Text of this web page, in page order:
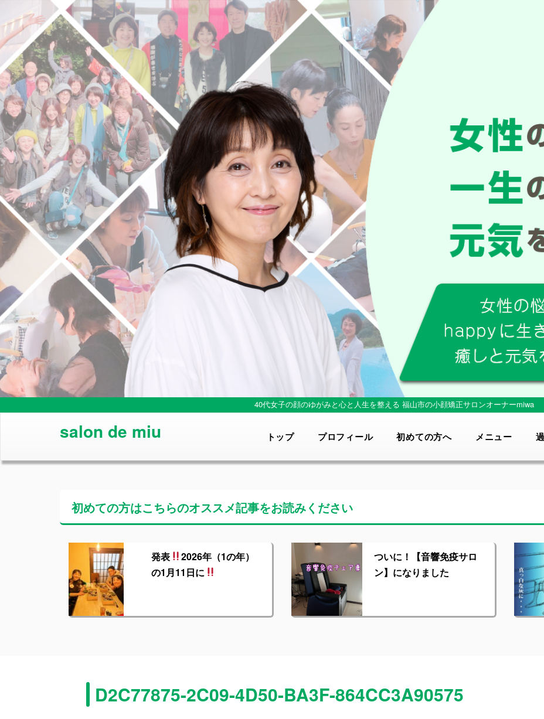
40代女子の顔のゆがみと心と人生を整える 福山市の小顔矯正サロンオーナーmiwa
salon de miu トップ プロフィール 初めての方へ メニュー
初めての方はこちらのオススメ記事をお読みください
発表
2026年（1の年）
の1月11日に
ついに！【音響免疫サロ
ン】になりました
D2C77875-2C09-4D50-BA3F-864CC3A90575